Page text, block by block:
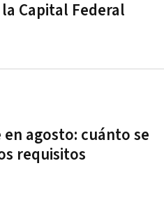
Capital Federal
agosto: cuánto se
requisitos